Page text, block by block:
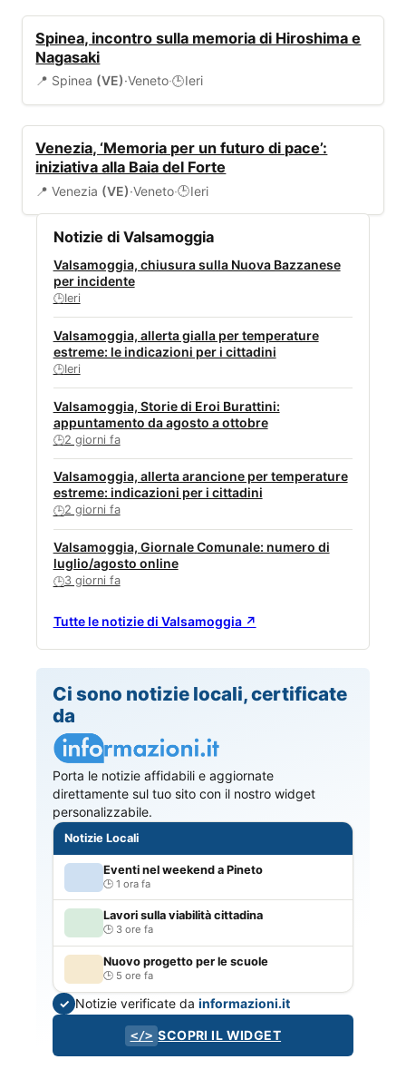
Spinea, incontro sulla memoria di Hiroshima e
Nagasaki
📍 Spinea (VE)·Veneto·🕒Ieri
Venezia, ‘Memoria per un futuro di pace’:
iniziativa alla Baia del Forte
📍 Venezia (VE)·Veneto·🕒Ieri
Notizie di Valsamoggia
Valsamoggia, chiusura sulla Nuova Bazzanese
per incidente
🕒Ieri
Valsamoggia, allerta gialla per temperature
estreme: le indicazioni per i cittadini
🕒Ieri
Valsamoggia, Storie di Eroi Burattini:
appuntamento da agosto a ottobre
🕒2 giorni fa
Valsamoggia, allerta arancione per temperature
estreme: indicazioni per i cittadini
🕒2 giorni fa
Valsamoggia, Giornale Comunale: numero di
luglio/agosto online
🕒3 giorni fa
Tutte le notizie di Valsamoggia ↗
Ci sono notizie locali, certificate
da
Porta le notizie affidabili e aggiornate
direttamente sul tuo sito con il nostro widget
personalizzabile.
Notizie Locali
Eventi nel weekend a Pineto
1 ora fa
Lavori sulla viabilità cittadina
3 ore fa
Nuovo progetto per le scuole
5 ore fa
✓ Notizie verificate dainformazioni.it
</> SCOPRI IL WIDGET